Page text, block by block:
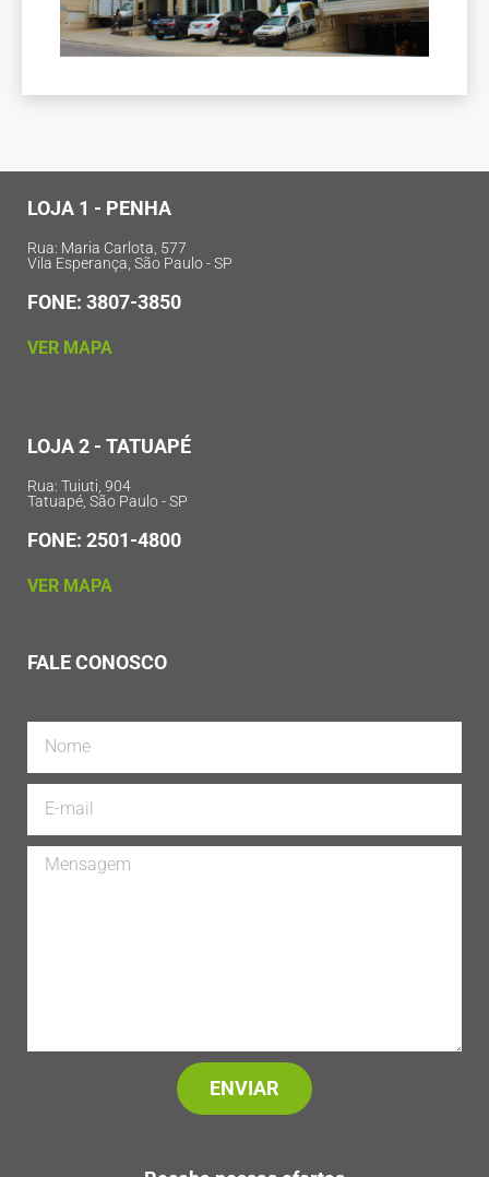
LOJA 1 - PENHA
Rua: Maria Carlota, 577
Vila Esperança, São Paulo - SP
FONE: 3807-3850
VER MAPA
LOJA 2 - TATUAPÉ
Rua: Tuiuti, 904
Tatuapé, São Paulo - SP
FONE: 2501-4800
VER MAPA
FALE CONOSCO
ENVIAR